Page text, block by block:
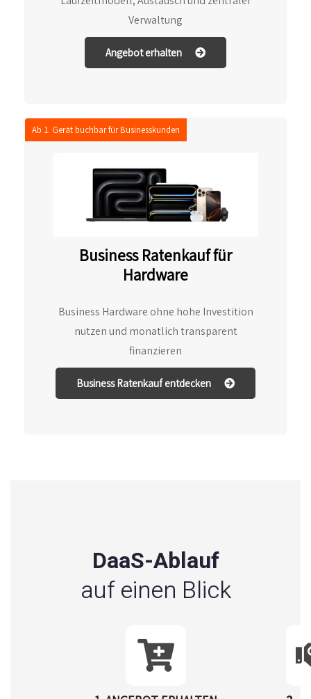
Verwaltung
Angebot erhalten
Business Ratenkauf für
Hardware
Business Hardware ohne hohe Investition
nutzen und monatlich transparent
finanzieren
Business Ratenkauf entdecken
Ab 1. Gerät buchbar für Businesskunden
DaaS-Ablauf
auf einen Blick